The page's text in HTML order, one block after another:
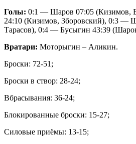
Голы: 0:1 — Шаров 07:05 (Кизимов,
24:10 (Кизимов, Зборовский), 0:3 —
Тарасов), 0:4 — Бусыгин 43:39
Вратари: Моторыгин – Аликин.
Броски: 72-51;
Броски в створ: 28-24;
Вбрасывания: 36-24;
Блокированные броски: 15-27;
Силовые приёмы: 13-15;